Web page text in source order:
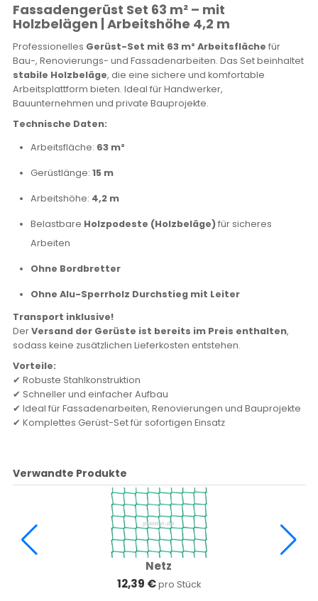
Fassadengerüst Set 63 m² – mit
Holzbelägen | Arbeitshöhe 4,2 m
Professionelles Gerüst-Set mit 63 m² Arbeitsfläche für
Bau-, Renovierungs- und Fassadenarbeiten. Das Set beinhaltet
stabile Holzbeläge, die eine sichere und komfortable
Arbeitsplattform bieten. Ideal für Handwerker,
Bauunternehmen und private Bauprojekte.
Technische Daten:
Arbeitsfläche: 63 m²
Gerüstlänge: 15 m
Arbeitshöhe: 4,2 m
Belastbare Holzpodeste (Holzbeläge)für sicheres
Arbeiten
Ohne Bordbretter
Ohne Alu-Sperrholz Durchstieg mit Leiter
Transport inklusive!
DerVersand der Gerüste ist bereits im Preis enthalten,
sodass keine zusätzlichen Lieferkosten entstehen.
Vorteile:
✔ Robuste Stahlkonstruktion
✔ Schneller und einfacher Aufbau
✔ Ideal für Fassadenarbeiten, Renovierungen und Bauprojekte
✔ Komplettes Gerüst-Set für sofortigen Einsatz
Verwandte Produkte
Netz
12,39 €pro Stück